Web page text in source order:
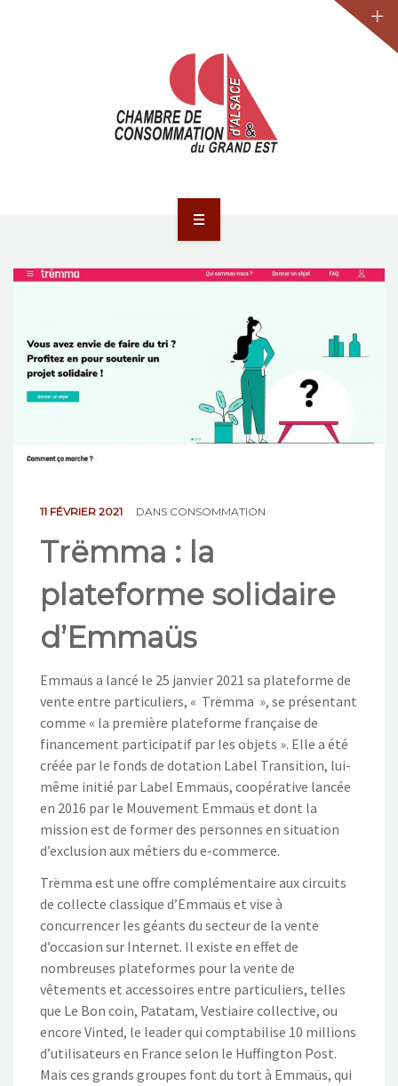
ACTUALITÉS
LA CCA-GE
CONTACT
11 FÉVRIER 2021 DANS CONSOMMATION
Trëmma : la
plateforme solidaire
d’Emmaüs
Emmaüs a lancé le 25 janvier 2021 sa plateforme de
vente entre particuliers, « Trëmma », se présentant
comme « la première plateforme française de
financement participatif par les objets ». Elle a été
créée par le fonds de dotation Label Transition, lui-
même initié par Label Emmaüs, coopérative lancée
en 2016 par le Mouvement Emmaüs et dont la
mission est de former des personnes en situation
d’exclusion aux métiers du e-commerce.
Trëmma est une offre complémentaire aux circuits
de collecte classique d’Emmaüs et vise à
concurrencer les géants du secteur de la vente
d’occasion sur Internet. Il existe en effet de
nombreuses plateformes pour la vente de
vêtements et accessoires entre particuliers, telles
que Le Bon coin, Patatam, Vestiaire collective, ou
encore Vinted, le leader qui comptabilise 10 millions
d’utilisateurs en France selon le Huffington Post.
Mais ces grands groupes font du tort à Emmaüs, qui